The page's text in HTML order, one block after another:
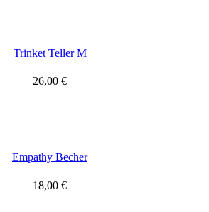
Trinket Teller M
26,00 €
Empathy Becher
18,00 €